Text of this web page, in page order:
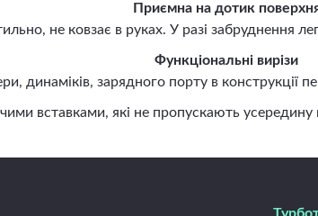
Приємна на дотик
не ковзає в руках. У разі забруднення
Функціональні вирізи
зарядного порту в конструкції
вставками, які не пропускають усередину